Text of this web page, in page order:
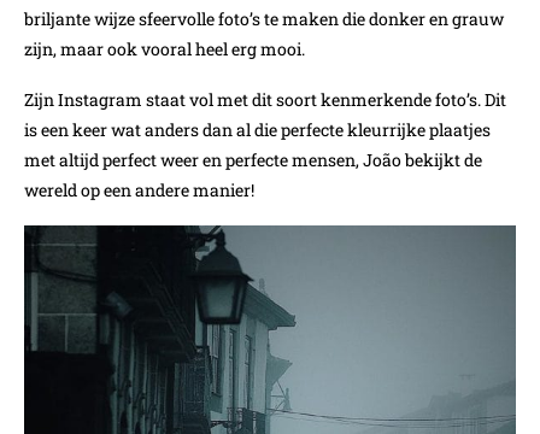
briljante wijze sfeervolle foto’s te maken die donker en grauw
zijn, maar ook vooral heel erg mooi.
Zijn Instagram staat vol met dit soort kenmerkende foto’s. Dit
is een keer wat anders dan al die perfecte kleurrijke plaatjes
met altijd perfect weer en perfecte mensen, João bekijkt de
wereld op een andere manier!